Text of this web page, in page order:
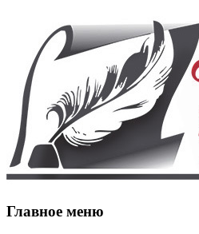
Главное меню